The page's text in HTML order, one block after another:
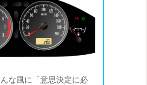
な風に「意思決定に必